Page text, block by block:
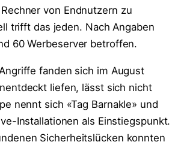
von Endnutzern zu
trifft das jeden. Nach Angaben
60 Werbeserver betroffen.
fanden sich im August
liefen, lässt sich nicht
nennt sich «Tag Barnakle» und
Installationen als Einstiegspunkt.
Sicherheitslücken konnten